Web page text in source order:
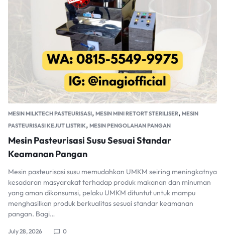
MESIN MILKTECH PASTEURISASI, MESIN MINI RETORT STERILISER, MESIN
PASTEURISASI KEJUT LISTRIK, MESIN PENGOLAHAN PANGAN
Mesin Pasteurisasi Susu Sesuai Standar
Keamanan Pangan
Mesin pasteurisasi susu memudahkan UMKM seiring meningkatnya
kesadaran masyarakat terhadap produk makanan dan minuman
yang aman dikonsumsi, pelaku UMKM dituntut untuk mampu
menghasilkan produk berkualitas sesuai standar keamanan
pangan. Bagi…
July 28, 2026 0